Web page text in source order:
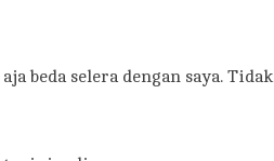
beda selera dengan saya.